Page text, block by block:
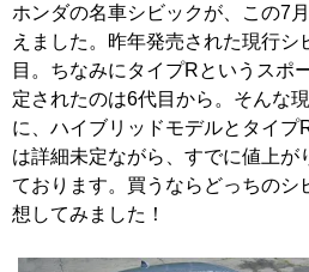
ホンダの名車シビックが、この7
えました。昨年発売された現行シ
目。ちなみにタイプRというスポ
定されたのは6代目から。そんな
に、ハイブリッドモデルとタイプ
は詳細未定ながら、すでに値上が
ております。買うならどっちのシ
想してみました！